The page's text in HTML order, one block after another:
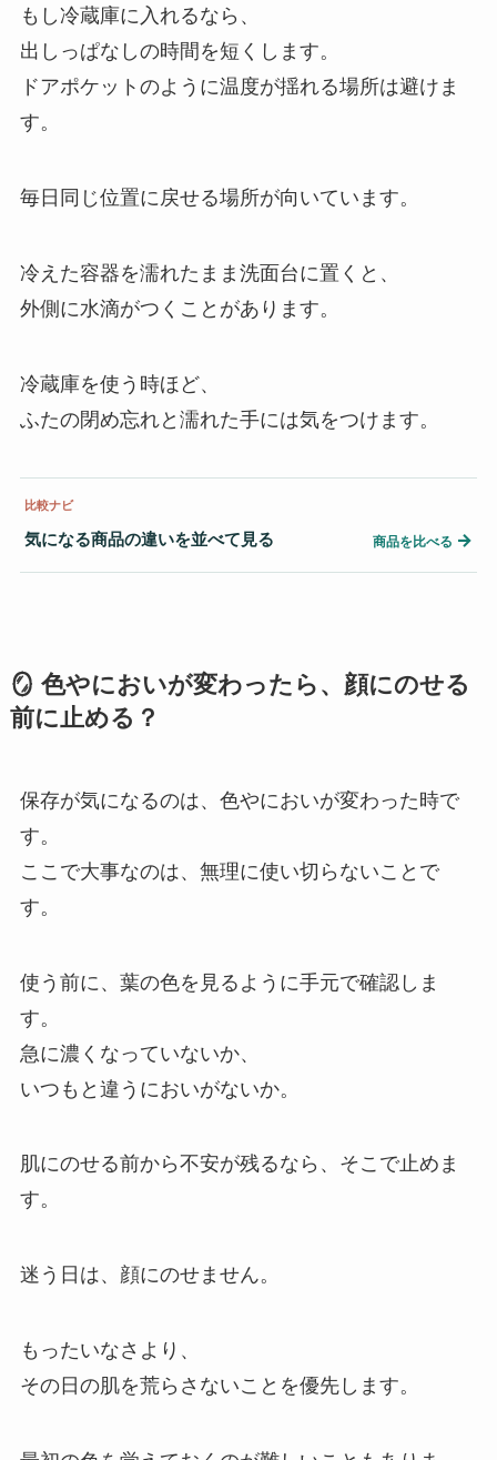
もし冷蔵庫に入れるなら、
出しっぱなしの時間を短くします。
ドアポケットのように温度が揺れる場所は避けま
す。
毎日同じ位置に戻せる場所が向いています。
冷えた容器を濡れたまま洗面台に置くと、
外側に水滴がつくことがあります。
冷蔵庫を使う時ほど、
ふたの閉め忘れと濡れた手には気をつけます。
比較ナビ
気になる商品の違いを並べて見る 商品を比べる →
🪞 色やにおいが変わったら、顔にのせる
前に止める？
保存が気になるのは、色やにおいが変わった時で
す。
ここで大事なのは、無理に使い切らないことで
す。
使う前に、葉の色を見るように手元で確認しま
す。
急に濃くなっていないか、
いつもと違うにおいがないか。
肌にのせる前から不安が残るなら、そこで止めま
す。
迷う日は、顔にのせません。
もったいなさより、
その日の肌を荒らさないことを優先します。